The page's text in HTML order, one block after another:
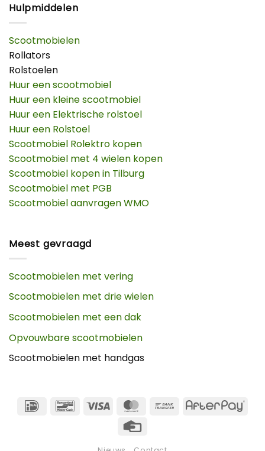
Hulpmiddelen
Scootmobielen
Rollators
Rolstoelen
Huur een scootmobiel
Huur een kleine scootmobiel
Huur een Elektrische rolstoel
Huur een Rolstoel
Scootmobiel Rolektro kopen
Scootmobiel met 4 wielen kopen
Scootmobiel kopen in Tilburg
Scootmobiel met PGB
Scootmobiel aanvragen WMO
Meest gevraagd
Scootmobielen met vering
Scootmobielen met drie wielen
Scootmobielen met een dak
Opvouwbare scootmobielen
Scootmobielen met handgas
IDeal Bancontact
Visa MasterCard
Bank